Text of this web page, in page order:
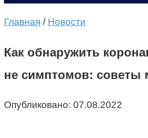
Главная / Новости
Как обнаружить
не симптомов: советы
Опубликовано: 07.08.2022